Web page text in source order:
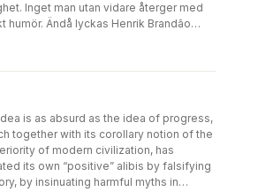
Inget man utan vidare återger med
humör. Ändå lyckas Henrik Brandão
misslyckas med genom att bara bli
is as absurd as the idea of progress,
together with its corollary notion of the
of modern civilization, has
its own “positive” alibis by falsifying
by insinuating harmful myths in